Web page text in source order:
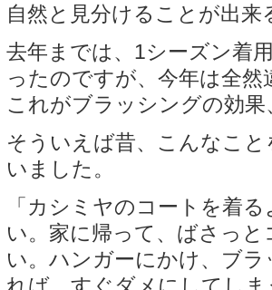
自然と見分けることが出
去年までは、1シーズン着
ったのですが、今年は全然
これがブラッシングの効
そういえば昔、こんなこ
いました。
「カシミヤのコートを着
い。家に帰って、ばさっ
い。ハンガーにかけ、ブ